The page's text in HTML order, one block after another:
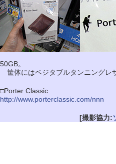
50GB。
筐体にはベジタブルタンニングレ
□Porter Classic
http://www.porterclassic.com/nnn
[撮影協力: